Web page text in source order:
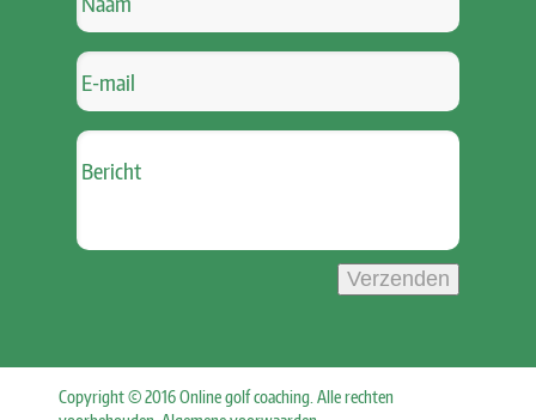
Verzenden
Copyright © 2016 Online golf coaching. Alle rechten